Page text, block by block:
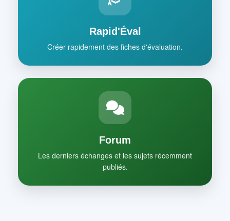
Rapid'Éval
Créer rapidement des fiches d'évaluation.
Forum
Les derniers échanges et les sujets récemment
publiés.